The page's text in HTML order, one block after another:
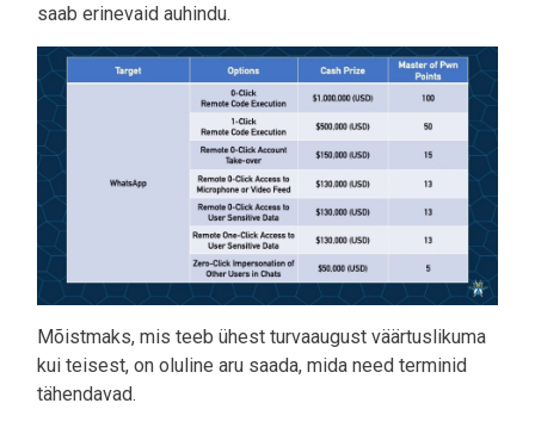
saab erinevaid auhindu.
Mõistmaks, mis teeb ühest turvaaugust väärtuslikuma
kui teisest, on oluline aru saada, mida need terminid
tähendavad.